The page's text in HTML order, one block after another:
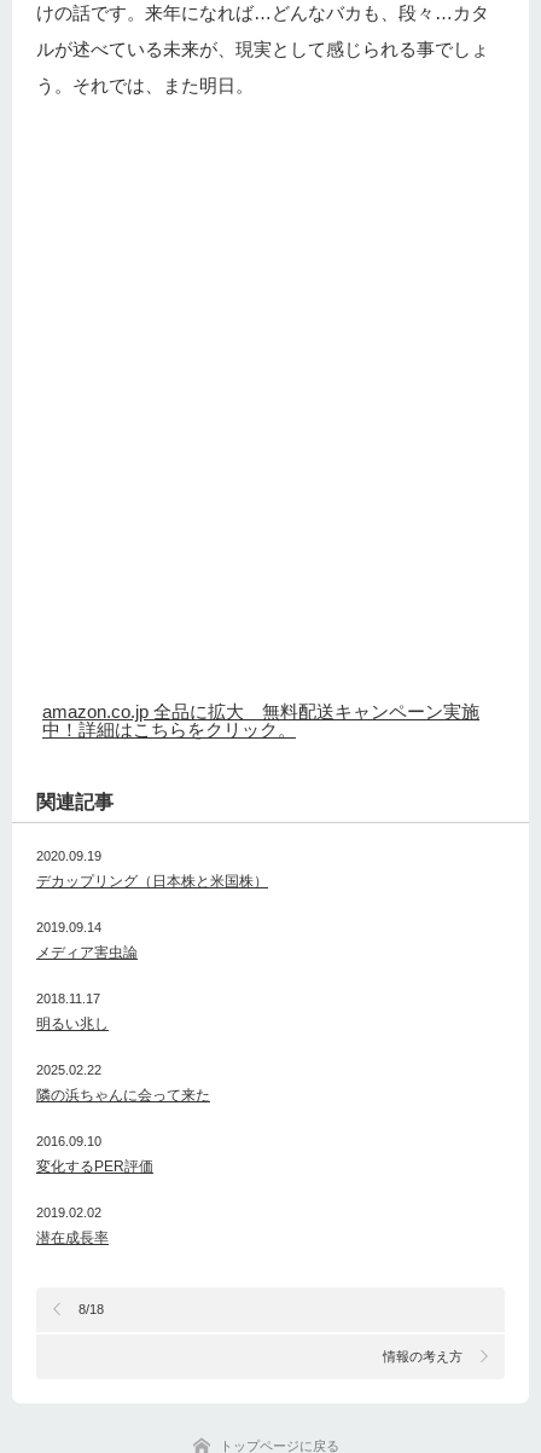
けの話です。来年になれば…どんなバカも、段々…カタ
ルが述べている未来が、現実として感じられる事でしょ
う。それでは、また明日。
amazon.co.jp 全品に拡大 無料配送キャンペーン実施
中！詳細はこちらをクリック。
関連記事
2020.09.19
デカップリング（日本株と米国株）
2019.09.14
メディア害虫論
2018.11.17
明るい兆し
2025.02.22
隣の浜ちゃんに会って来た
2016.09.10
変化するPER評価
2019.02.02
潜在成長率
8/18
情報の考え方
トップページに戻る